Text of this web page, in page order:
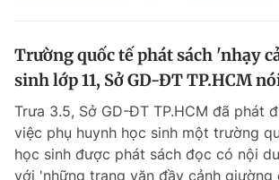
Tổng thư ký tòa soạn: Đức Trung
Giấy phép xuất bản số 110/GP - BTTTT cấp
© 2003-2026 Bản quyền thuộc về Báo Thanh
dưới mọi hình thức nếu không có sự chấp
Phát triển bởi ePi Technologies, JSC.
Trường quốc tế phát sách 'nhạy
sinh lớp 11, Sở GD-ĐT TP.HCM
Trưa 3.5, Sở GD-ĐT TP.HCM đã phát
việc phụ huynh học sinh một trường
học sinh được phát sách đọc có nội
với 'những trang văn đầy cảnh giường